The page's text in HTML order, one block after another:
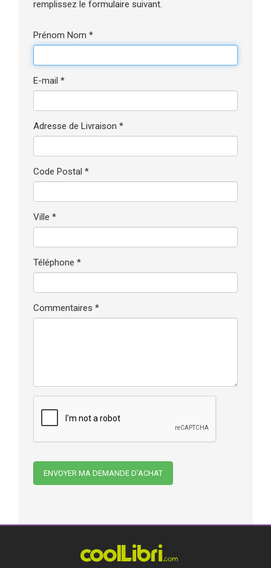
remplissez le formulaire suivant.
Prénom Nom *
E-mail *
Adresse de Livraison *
Code Postal *
Ville *
Téléphone *
Commentaires *